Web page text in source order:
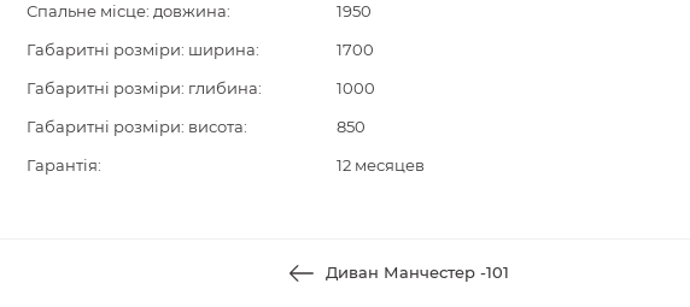
Спальне місце: довжина:
1950
Габаритні розміри: ширина:
1700
Габаритні розміри: глибина:
1000
Габаритні розміри: висота:
850
Гарантія:
12 месяцев
Диван Манчестер -101